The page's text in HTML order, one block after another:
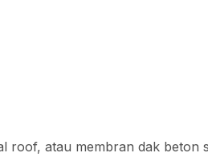
roof, atau membran dak beton